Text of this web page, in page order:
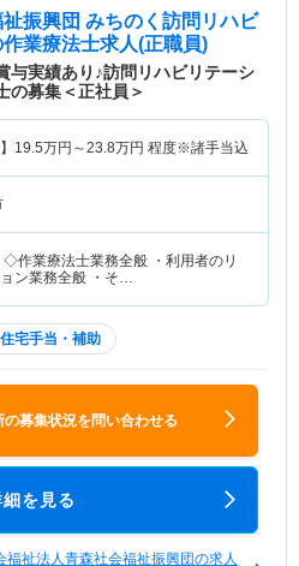
振興団 みちのく訪問リハビ
作業療法士求人(正職員)
与実績あり♪訪問リハビリテーシ
の募集＜正社員＞
19.5万円～23.8万円 程度※諸手当込
◇作業療法士業務全般 ・利用者のリ
ン業務全般 ・そ…
住宅手当・補助
の募集状況を問い合わせる
細を見る
福祉法人青森社会福祉振興団の求人